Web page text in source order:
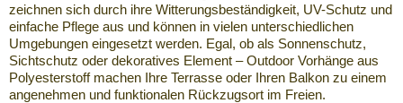
zeichnen sich durch ihre Witterungsbeständigkeit, UV-Schutz und
einfache Pflege aus und können in vielen unterschiedlichen
Umgebungen eingesetzt werden. Egal, ob als Sonnenschutz,
Sichtschutz oder dekoratives Element – Outdoor Vorhänge aus
Polyesterstoff machen Ihre Terrasse oder Ihren Balkon zu einem
angenehmen und funktionalen Rückzugsort im Freien.